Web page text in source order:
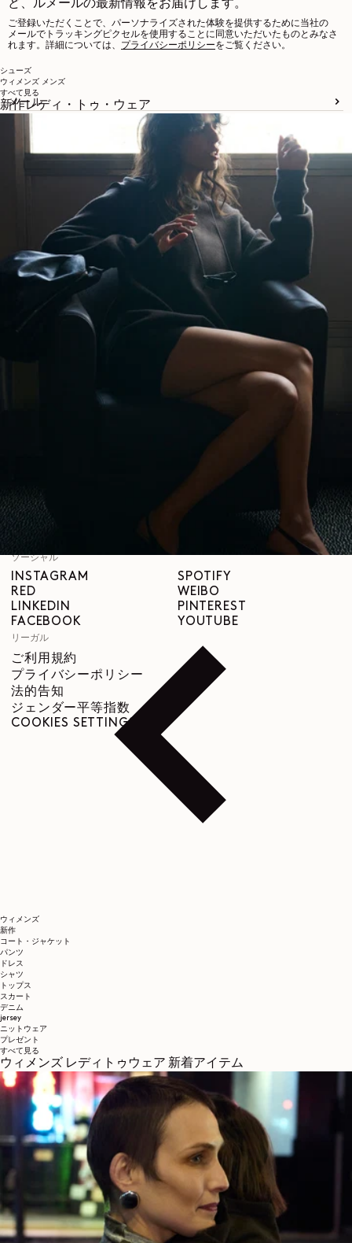
シューズ
ウィメンズ メンズ
すべて見る
新作レディ・トゥ・ウェア
ウィメンズ
新作
コート・ジャケット
パンツ
ドレス
シャツ
トップス
スカート
デニム
jersey
ニットウェア
プレゼント
すべて見る
ウィメンズ レディトゥウェア 新着アイテム
ど、ルメールの最新情報をお届けします。
ご登録いただくことで、パーソナライズされた体験を提供するために当社の
メールでトラッキングピクセルを使用することに同意いただいたものとみなさ
れます。詳細については、 プライバシーポリシーをご覧ください。
メール
返品について
撤回の権利
ソーシャル
INSTAGRAM
RED
LINKEDIN
FACEBOOK
SPOTIFY
WEIBO
PINTEREST
YOUTUBE
リーガル
ご利用規約
プライバシーポリシー
法的告知
ジェンダー平等指数
COOKIES SETTINGS